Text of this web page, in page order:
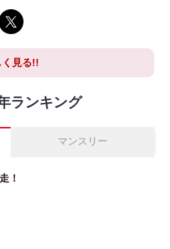
く見る!!
ランキング
マンスリー
！